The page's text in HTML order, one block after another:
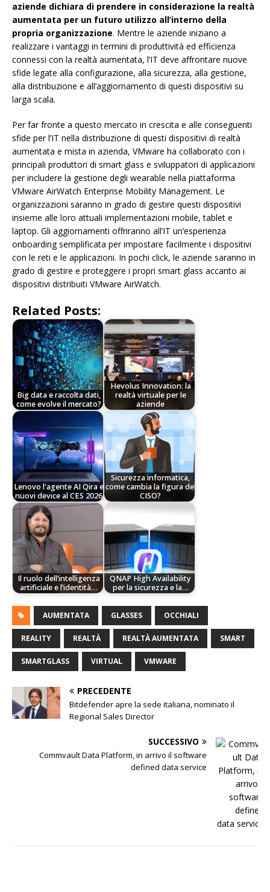
aziende dichiara di prendere in considerazione la realtà
aumentata per un futuro utilizzo all’interno della
propria organizzazione. Mentre le aziende iniziano a
realizzare i vantaggi in termini di produttività ed efficienza
connessi con la realtà aumentata, l’IT deve affrontare nuove
sfide legate alla configurazione, alla sicurezza, alla gestione,
alla distribuzione e all’aggiornamento di questi dispositivi su
larga scala.
Per far fronte a questo mercato in crescita e alle conseguenti
sfide per l’IT nella distribuzione di questi dispositivi di realtà
aumentata e mista in azienda, VMware ha collaborato con i
principali produttori di smart glass e sviluppatori di applicazioni
per includere la gestione degli wearable nella piattaforma
VMware AirWatch Enterprise Mobility Management. Le
organizzazioni saranno in grado di gestire questi dispositivi
insieme alle loro attuali implementazioni mobile, tablet e
laptop. Gli aggiornamenti offriranno all’IT un’esperienza
onboarding semplificata per impostare facilmente i dispositivi
con le reti e le applicazioni. In pochi click, le aziende saranno in
grado di gestire e proteggere i propri smart glass accanto ai
dispositivi distribuiti VMware AirWatch.
Related Posts:
Big data e raccolta dati,
come evolve il mercato?
Hevolus Innovation: la
realtà virtuale per le
aziende
Lenovo l'agente AI Qira e
nuovi device al CES 2026
Sicurezza informatica,
come cambia la figura del
CISO?
Il ruolo dell’intelligenza
artificiale e l’identità…
QNAP High Availability
per la sicurezza e la…
AUMENTATA GLASSES OCCHIALI
REALITY REALTÀ REALTÀ AUMENTATA SMART
SMARTGLASS VIRTUAL VMWARE
PRECEDENTE
Bitdefender apre la sede italiana, nominato il
Regional Sales Director
SUCCESSIVO
Commvault Data Platform, in arrivo il software
defined data service